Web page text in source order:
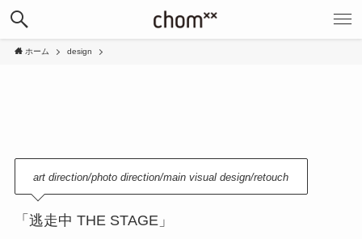
ホーム design
art direction/photo direction/main visual design/retouch
「逃走中 THE STAGE」